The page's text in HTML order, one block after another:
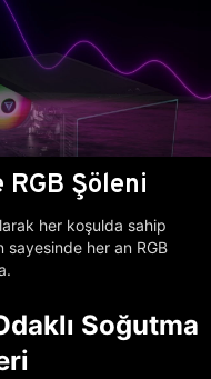
Şöleni
her koşulda sahip
her an RGB
Soğutma